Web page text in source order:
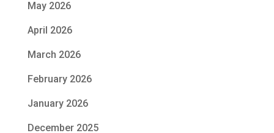
May 2026
April 2026
March 2026
February 2026
January 2026
December 2025